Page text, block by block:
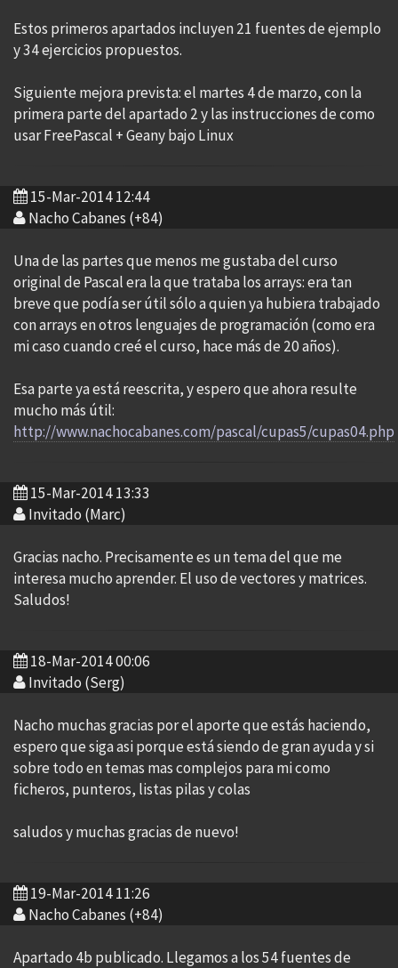
Estos primeros apartados incluyen 21 fuentes de ejemplo
y 34 ejercicios propuestos.
Siguiente mejora prevista: el martes 4 de marzo, con la
primera parte del apartado 2 y las instrucciones de como
usar FreePascal + Geany bajo Linux
15-Mar-2014 12:44
Nacho Cabanes (+84)
Una de las partes que menos me gustaba del curso
original de Pascal era la que trataba los arrays: era tan
breve que podía ser útil sólo a quien ya hubiera trabajado
con arrays en otros lenguajes de programación (como era
mi caso cuando creé el curso, hace más de 20 años).
Esa parte ya está reescrita, y espero que ahora resulte
mucho más útil:
http://www.nachocabanes.com/pascal/cupas5/cupas04.php
15-Mar-2014 13:33
Invitado (Marc)
Gracias nacho. Precisamente es un tema del que me
interesa mucho aprender. El uso de vectores y matrices.
Saludos!
18-Mar-2014 00:06
Invitado (Serg)
Nacho muchas gracias por el aporte que estás haciendo,
espero que siga asi porque está siendo de gran ayuda y si
sobre todo en temas mas complejos para mi como
ficheros, punteros, listas pilas y colas
saludos y muchas gracias de nuevo!
19-Mar-2014 11:26
Nacho Cabanes (+84)
Apartado 4b publicado. Llegamos a los 54 fuentes de